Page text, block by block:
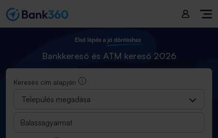
Bankkereső és ATM kereső 2026
Keresés cím alapján
Település megadása
Bankkereső és ATM kereső 2025